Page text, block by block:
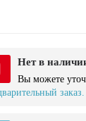
Нет в
Вы можете
заказ.